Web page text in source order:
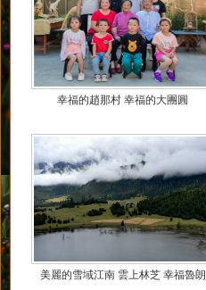
幸福的趙那村 幸福的大團圓
美麗的雪域江南 雲上林芝 幸福魯朗